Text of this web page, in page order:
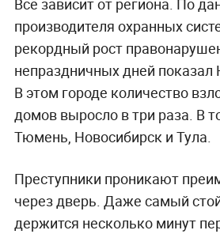
производителя охранных
рекордный рост
непраздничных дней показал
В этом городе количество
домов выросло в три раза. В
Тюмень, Новосибирск и Тула.
Преступники проникают
через дверь. Даже самый
держится несколько минут